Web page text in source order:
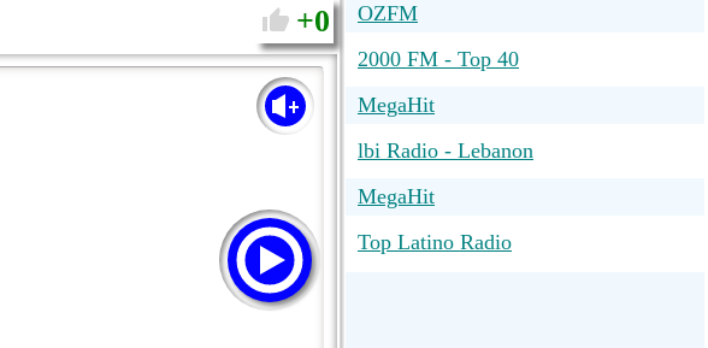
0
OZFM
2000 FM - Top 40
MegaHit
lbi Radio - Lebanon
MegaHit
Top Latino Radio